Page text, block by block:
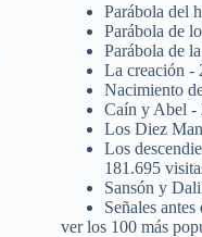
Parábola del
Parábola de
Parábola de
La creación -
Nacimiento
Caín y Abel -
Los Diez
Los
181.695
Sansón y
Señales
ver los 100 más